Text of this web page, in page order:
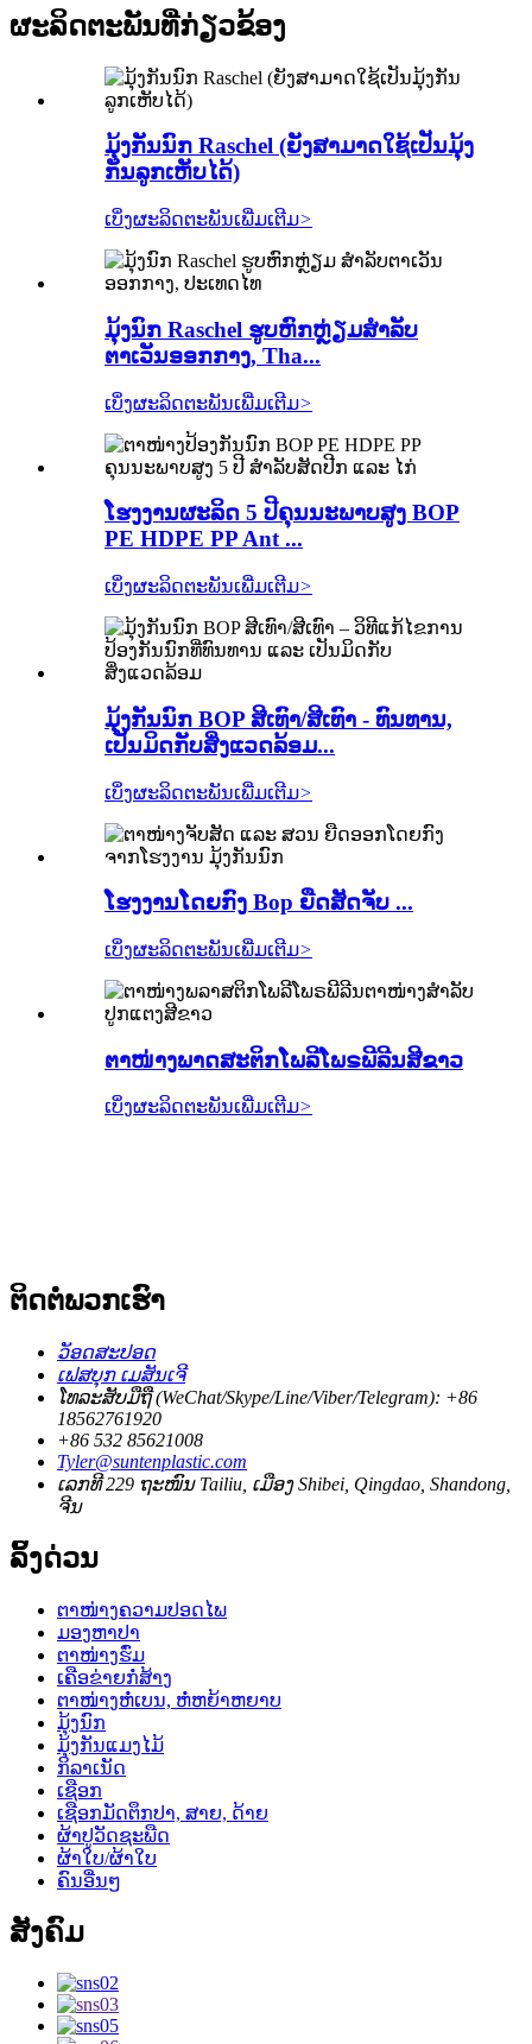
ຜະລິດຕະພັນທີ່ກ່ຽວຂ້ອງ
ມຸ້ງກັນນົກ Raschel (ຍັງສາມາດໃຊ້ເປັນມຸ້ງ
ກັນລູກເຫັບໄດ້)
ເບິ່ງຜະລິດຕະພັນເພີ່ມເຕີມ>
ມຸ້ງນົກ Raschel ຮູບຫົກຫຼ່ຽມສຳລັບ
ຕາເວັນອອກກາງ, Tha...
ເບິ່ງຜະລິດຕະພັນເພີ່ມເຕີມ>
ໂຮງງານຜະລິດ 5 ປີຄຸນນະພາບສູງ BOP
PE HDPE PP Ant ...
ເບິ່ງຜະລິດຕະພັນເພີ່ມເຕີມ>
ມຸ້ງກັນນົກ BOP ສີເທົາ/ສີເທົາ - ທົນທານ,
ເປັນມິດກັບສິ່ງແວດລ້ອມ...
ເບິ່ງຜະລິດຕະພັນເພີ່ມເຕີມ>
ໂຮງງານໂດຍກົງ Bop ຍືດສັດຈັບ ...
ເບິ່ງຜະລິດຕະພັນເພີ່ມເຕີມ>
ຕາໜ່າງພາດສະຕິກໂພລີໂພຣພີລີນສີຂາວ
ເບິ່ງຜະລິດຕະພັນເພີ່ມເຕີມ>
ຕິດຕໍ່ພວກເຮົາ
ວັອດສະປອດ
ເຟສບຸກ ເມສັນເຈີ
ໂທລະສັບມືຖື (WeChat/Skype/Line/Viber/Telegram): +86
18562761920
+86 532 85621008
Tyler@suntenplastic.com
ເລກທີ 229 ຖະໜົນ Tailiu, ເມືອງ Shibei, Qingdao, Shandong,
ຈີນ
ລິ້ງດ່ວນ
ຕາໜ່າງຄວາມປອດໄພ
ມອງຫາປາ
ຕາໜ່າງຮົ່ມ
ເຄືອຂ່າຍກໍ່ສ້າງ
ຕາໜ່າງຫໍ່ເບນ, ຫໍ່ຫຍ້າຫຍາບ
ມຸ້ງນົກ
ມຸ້ງກັນແມງໄມ້
ກິລາເນັດ
ເຊືອກ
ເຊືອກມັດຕຶກປາ, ສາຍ, ດ້າຍ
ຜ້າປູວັດຊະພືດ
ຜ້າໃບ/ຜ້າໃບ
ຄົນອື່ນໆ
ສັງຄົມ